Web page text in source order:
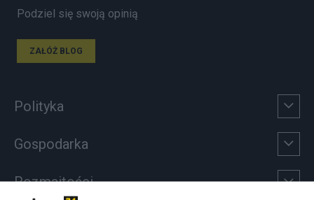
Podziel się swoją opinią
ZAŁÓŻ BLOG
Polityka
Gospodarka
Rozmaitości